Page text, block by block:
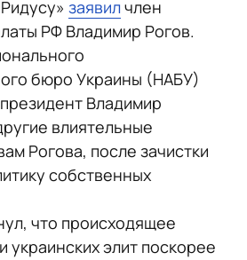
заявилчлен
РФ Владимир Рогов.
бюро Украины (НАБУ)
Владимир
влиятельные
Рогова, после зачистки
собственных
что происходящее
украинских элит поскорее